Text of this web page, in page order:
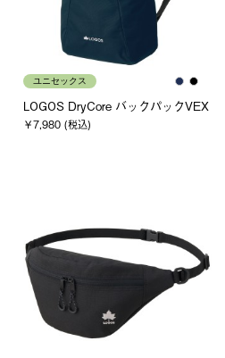
ユニセックス
LOGOS DryCore バックパックVEX
￥7,980 (税込)